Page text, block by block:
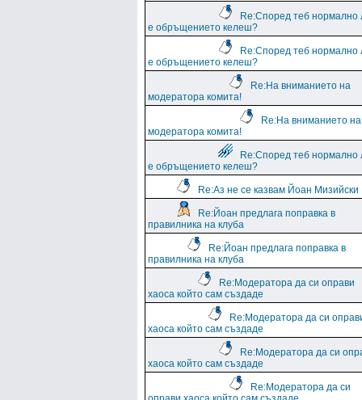
Re:Според теб нормално
е обръщението келеш?
Re:Според теб нормално
е обръщението келеш?
Re:На вниманието на
модератора комита!
Re:На вниманието на
модератора комита!
Re:Според теб нормално
е обръщението келеш?
Re:Аз не се казвам Йоан Мизийски
Re:Йоан предлага поправка в
правилника на клуба
Re:Йоан предлага поправка в
правилника на клуба
Re:Модератора да си оправи
хаоса който сам създаде
Re:Модератора да си
хаоса който сам създаде
Re:Модератора да си
хаоса който сам създаде
Re:Модератора да си